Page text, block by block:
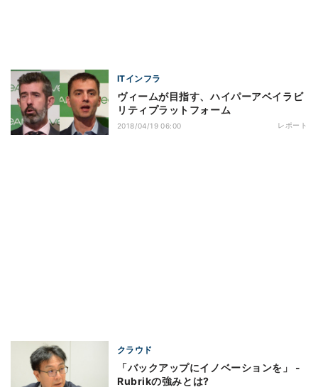
ITインフラ
ヴィームが目指す、ハイパーアベイラビ
リティプラットフォーム
2018/04/19 06:00 レポート
クラウド
「バックアップにイノベーションを」 -
Rubrikの強みとは?